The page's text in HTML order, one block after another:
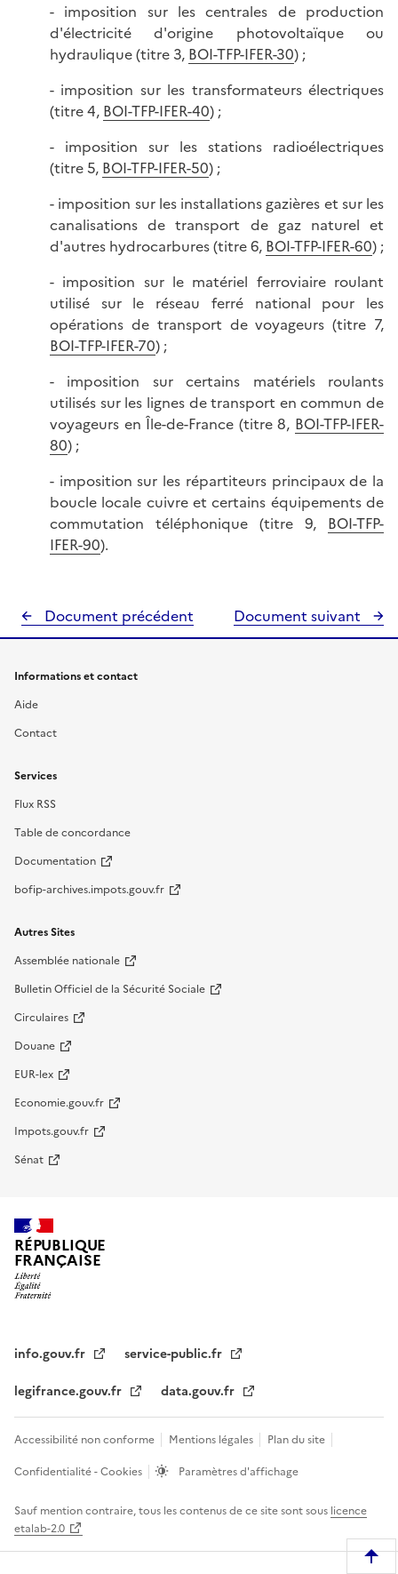
- imposition sur les centrales de production
d'électricité d'origine photovoltaïque ou
hydraulique (titre 3, BOI-TFP-IFER-30) ;
- imposition sur les transformateurs électriques
(titre 4, BOI-TFP-IFER-40) ;
- imposition sur les stations radioélectriques
(titre 5, BOI-TFP-IFER-50) ;
- imposition sur les installations gazières et sur les
canalisations de transport de gaz naturel et
d'autres hydrocarbures (titre 6, BOI-TFP-IFER-60) ;
- imposition sur le matériel ferroviaire roulant
utilisé sur le réseau ferré national pour les
opérations de transport de voyageurs (titre 7,
BOI-TFP-IFER-70) ;
- imposition sur certains matériels roulants
utilisés sur les lignes de transport en commun de
voyageurs en Île-de-France (titre 8, BOI-TFP-IFER-
80) ;
- imposition sur les répartiteurs principaux de la
boucle locale cuivre et certains équipements de
commutation téléphonique (titre 9, BOI-TFP-
IFER-90).
Document précédent Document suivant
Informations et contact
Aide
Contact
Services
Flux RSS
Table de concordance
Documentation
bofip-archives.impots.gouv.fr
Autres Sites
Assemblée nationale
Bulletin Officiel de la Sécurité Sociale
Circulaires
Douane
EUR-lex
Economie.gouv.fr
Impots.gouv.fr
Sénat
RÉPUBLIQUE
FRANÇAISE
info.gouv.fr
service-public.fr
legifrance.gouv.fr
data.gouv.fr
Accessibilité non conforme Mentions légales
Plan du site
Confidentialité - Cookies
Paramètres d'affichage
Sauf mention contraire, tous les contenus de ce site sont sous licence
etalab-2.0